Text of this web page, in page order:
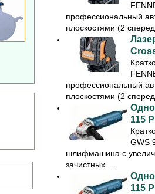
профессиональный
плоскостями (2
профессиональный
плоскостями (2
115
GWS
шлифмашина с
зачистных ...
115